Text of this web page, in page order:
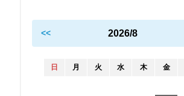
<< 2026/8
日 月 火 水 木 金